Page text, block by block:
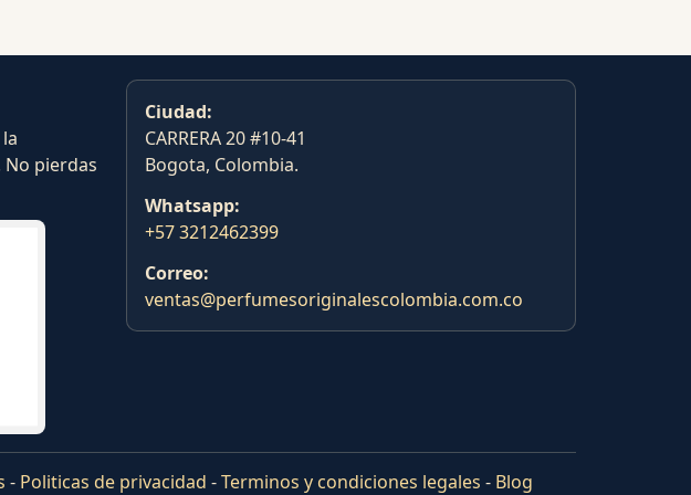
pierdas
Ciudad:
CARRERA 20 #10-41
Bogota, Colombia.
Whatsapp:
+57 3212462399
Correo:
ventas@perfumesoriginalescolombia.com.co
- Politicas de privacidad -Terminos y condiciones legales - Blog